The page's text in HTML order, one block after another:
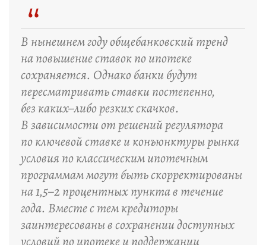
“
В нынешнем году общебанковский тренд
на повышение ставок по ипотеке
сохраняется. Однако банки будут
пересматривать ставки постепенно,
без каких–либо резких скачков.
В зависимости от решений регулятора
по ключевой ставке и конъюнктуры рынка
условия по классическим ипотечным
программам могут быть скорректированы
на 1,5–2 процентных пункта в течение
года. Вместе с тем кредиторы
заинтересованы в сохранении доступных
условий по ипотеке и поддержании